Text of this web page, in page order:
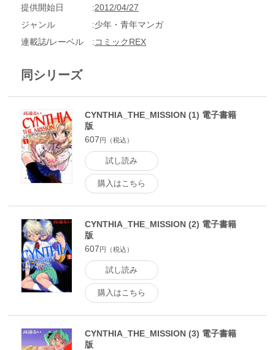
提供開始日
2012/04/27
ジャンル
少年・青年マンガ
連載誌/レーベル
コミックREX
同シリーズ
CYNTHIA_THE_MISSION (1) 電子書籍
版
607円（税込）
試し読み
購入はこちら
CYNTHIA_THE_MISSION (2) 電子書籍
版
607円（税込）
試し読み
購入はこちら
CYNTHIA_THE_MISSION (3) 電子書籍
版